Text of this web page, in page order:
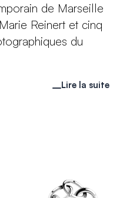
de Marseille
Reinert et cinq
du
Lire la suite